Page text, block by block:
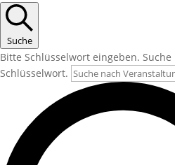
Suche
Bitte Schlüsselwort eingeben.
Schlüsselwort.